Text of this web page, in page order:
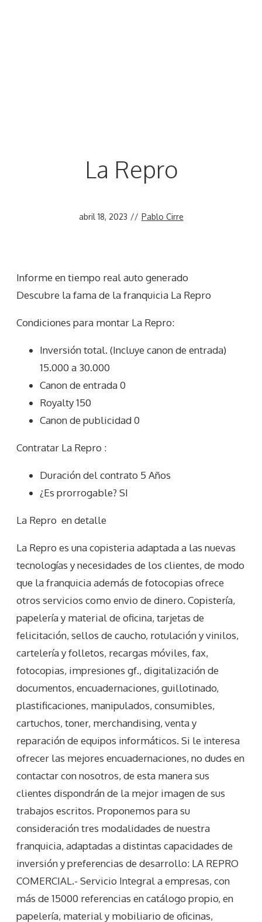
La Repro
abril 18, 2023 // Pablo Cirre
Informe en tiempo real auto generado
Descubre la fama de la franquicia La Repro
Condiciones para montar La Repro:
Inversión total. (Incluye canon de entrada)
15.000 a 30.000
Canon de entrada 0
Royalty 150
Canon de publicidad 0
Contratar La Repro :
Duración del contrato 5 Años
¿Es prorrogable? SI
La Repro en detalle
La Repro es una copisteria adaptada a las nuevas
tecnologías y necesidades de los clientes, de modo
que la franquicia además de fotocopias ofrece
otros servicios como envio de dinero. Copistería,
papelería y material de oficina, tarjetas de
felicitación, sellos de caucho, rotulación y vinilos,
cartelería y folletos, recargas móviles, fax,
fotocopias, impresiones gf., digitalización de
documentos, encuadernaciones, guillotinado,
plastificaciones, manipulados, consumibles,
cartuchos, toner, merchandising, venta y
reparación de equipos informáticos. Si le interesa
ofrecer las mejores encuadernaciones, no dudes en
contactar con nosotros, de esta manera sus
clientes dispondrán de la mejor imagen de sus
trabajos escritos. Proponemos para su
consideración tres modalidades de nuestra
franquicia, adaptadas a distintas capacidades de
inversión y preferencias de desarrollo: LA REPRO
COMERCIAL.- Servicio Integral a empresas, con
más de 15000 referencias en catálogo propio, en
papelería, material y mobiliario de oficinas,